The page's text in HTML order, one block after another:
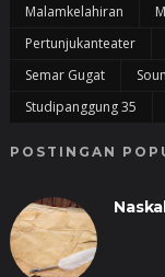
Malamkelahiran
Pertunjukanteater
Semar Gugat
Studipanggung 35
POSTINGAN